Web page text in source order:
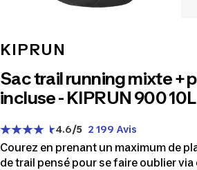
KIPRUN
Sac trail running mixte +
incluse - KIPRUN 900
4.6/5 2 199 Avis
Courez en prenant un maximum de
de trail pensé pour se faire oublier